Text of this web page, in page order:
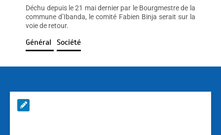
Déchu depuis le 21 mai dernier par le Bourgmestre de la
commune d’Ibanda, le comité Fabien Binja serait sur la
voie de retour.
Général Société